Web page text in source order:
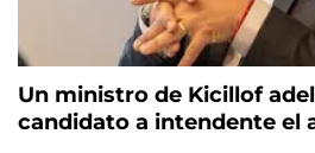
Un ministro de Kicillof
candidato a intendente el